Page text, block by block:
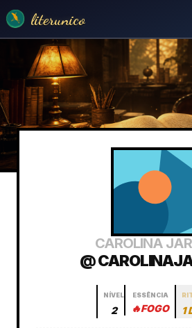
literunico
CAROLINA
@
NÍVEL
2
ESSÊNCIA
🔥FOGO 1